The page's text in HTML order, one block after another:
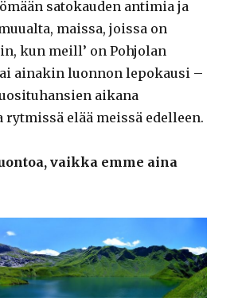
satokauden antimia ja
maissa, joissa on
kun meill’ on Pohjolan
ainakin luonnon lepokausi –
aikana
elää meissä edelleen.
vaikka emme aina